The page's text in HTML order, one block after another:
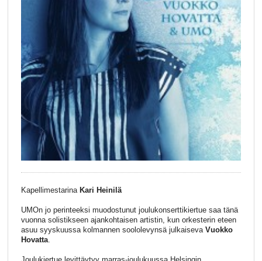
Kapellimestarina Kari Heinilä
UMOn jo perinteeksi muodostunut joulukonserttikiertue saa tänä
vuonna solistikseen ajankohtaisen artistin, kun orkesterin eteen
asuu syyskuussa kolmannen soololevynsä julkaiseva Vuokko
Hovatta.